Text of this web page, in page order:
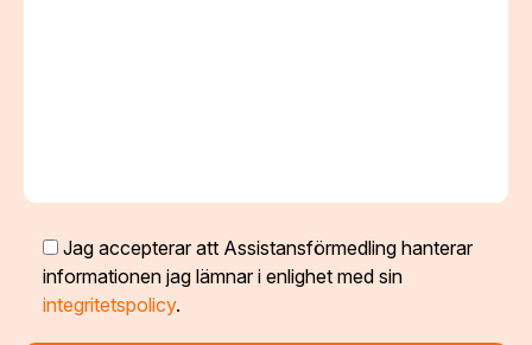
Jag accepterar att Assistansförmedling hanterar
informationen jag lämnar i enlighet med sin
integritetspolicy.